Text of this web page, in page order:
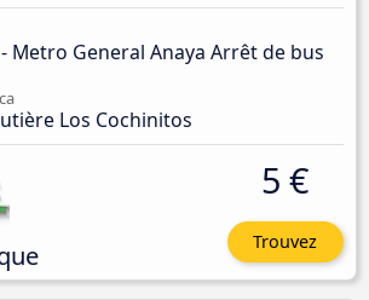
Metro General Anaya Arrêt de bus
Los Cochinitos
5 €
Trouvez